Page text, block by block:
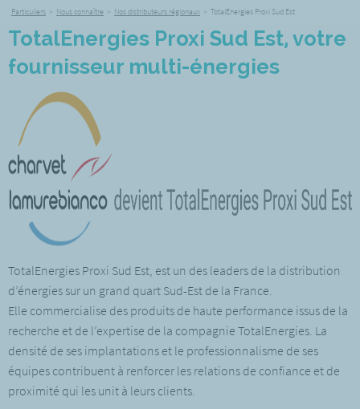
Particuliers > Nous connaître > Nos distributeurs régionaux > TotalEnergies Proxi Sud Est
TotalEnergies Proxi Sud Est, votre
fournisseur multi-énergies
TotalEnergies Proxi Sud Est, est un des leaders de la distribution
d’énergies sur un grand quart Sud-Est de la France.
Elle commercialise des produits de haute performance issus de la
recherche et de l’expertise de la compagnie TotalEnergies. La
densité de ses implantations et le professionnalisme de ses
équipes contribuent à renforcer les relations de confiance et de
proximité qui les unit à leurs clients.